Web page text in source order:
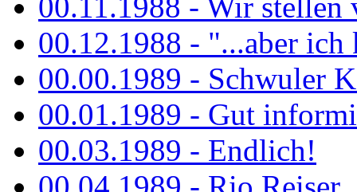
00.12.1988 - "...aber ich
00.00.1989 - Schwuler
00.01.1989 - Gut
00.03.1989 - Endlich!